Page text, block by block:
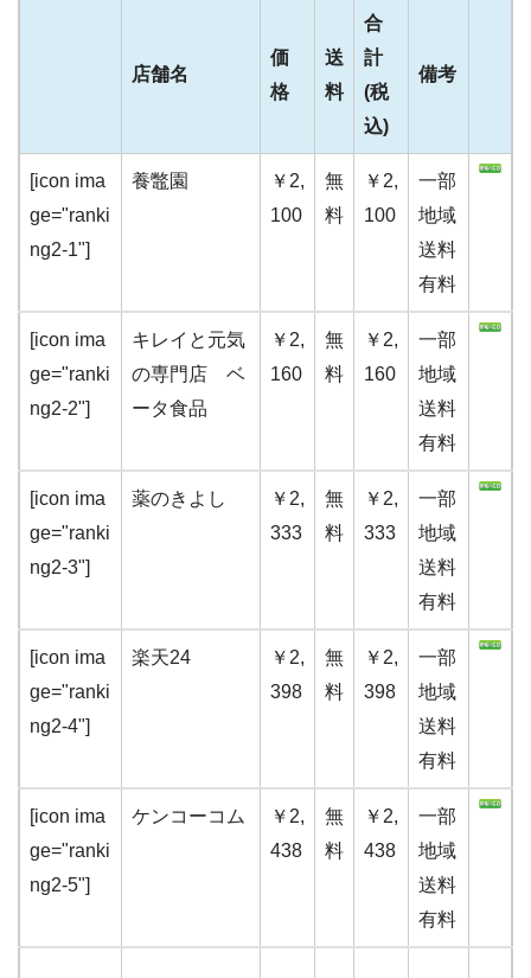
店舗名
価
格
送
料
合
計
(税
込)
備考
[icon ima
ge="ranki
ng2-1"]
養鼈園
￥2,
100
無
料
￥2,
100
一部
地域
送料
有料
[icon ima
ge="ranki
ng2-2"]
キレイと元気
の専門店 ベ
ータ食品
￥2,
160
無
料
￥2,
160
一部
地域
送料
有料
[icon ima
ge="ranki
ng2-3"]
薬のきよし
￥2,
333
無
料
￥2,
333
一部
地域
送料
有料
[icon ima
ge="ranki
ng2-4"]
楽天24
￥2,
398
無
料
￥2,
398
一部
地域
送料
有料
[icon ima
ge="ranki
ng2-5"]
ケンコーコム
￥2,
438
無
料
￥2,
438
一部
地域
送料
有料